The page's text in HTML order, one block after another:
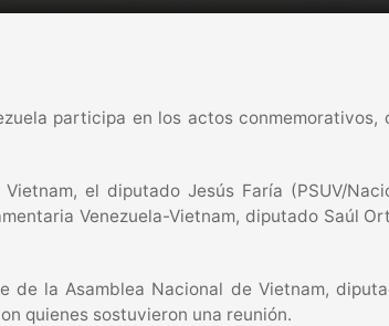
participa en los actos conmemorativos,
el diputado Jesús Faría (PSUV/
Venezuela-Vietnam, diputado Saúl
la Asamblea Nacional de Vietnam,
quienes sostuvieron una reunión.